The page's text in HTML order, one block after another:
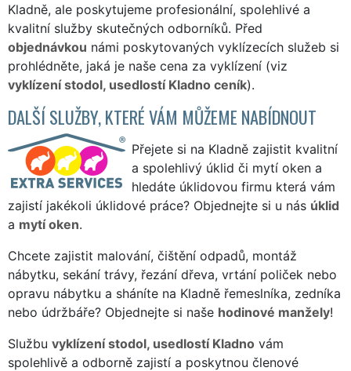
Kladně, ale poskytujeme profesionální, spolehlivé a
kvalitní služby skutečných odborníků. Před
objednávkou námi poskytovaných vyklízecích služeb si
prohlédněte, jaká je naše cena za vyklízení (viz
vyklízení stodol, usedlostí Kladno ceník).
DALŠÍ SLUŽBY, KTERÉ VÁM MŮŽEME NABÍDNOUT
Přejete si na Kladně zajistit kvalitní
a spolehlivý úklid či mytí oken a
hledáte úklidovou firmu která vám
zajistí jakékoli úklidové práce? Objednejte si u nás úklid
a mytí oken.
Chcete zajistit malování, čištění odpadů, montáž
nábytku, sekání trávy, řezání dřeva, vrtání poliček nebo
opravu nábytku a sháníte na Kladně řemeslníka, zedníka
nebo údržbáře? Objednejte si naše hodinové manžely!
Službu vyklízení stodol, usedlostí Kladno vám
spolehlivě a odborně zajistí a poskytnou členové